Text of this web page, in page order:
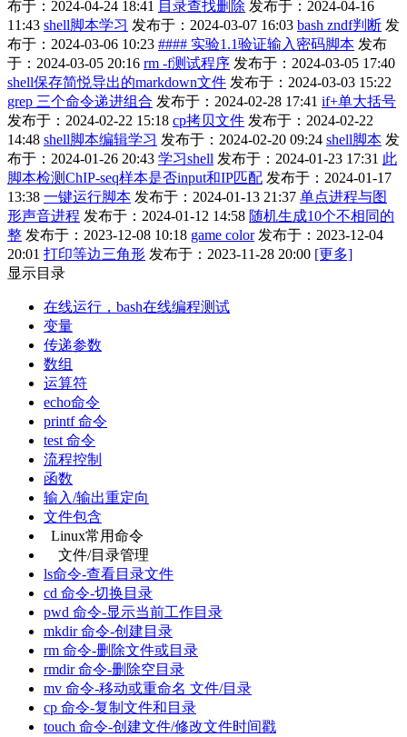
布于：2024-04-24 18:41 目录查找删除 发布于：2024-04-16
11:43 shell脚本学习 发布于：2024-03-07 16:03 bash zndf判断 发
布于：2024-03-06 10:23 #### 实验1.1验证输入密码脚本 发布
于：2024-03-05 20:16 rm -f测试程序 发布于：2024-03-05 17:40
shell保存简悦导出的markdown文件 发布于：2024-03-03 15:22
grep 三个命令递进组合 发布于：2024-02-28 17:41 if+单大括号
发布于：2024-02-22 15:18 cp拷贝文件 发布于：2024-02-22
14:48 shell脚本编辑学习 发布于：2024-02-20 09:24 shell脚本 发
布于：2024-01-26 20:43 学习shell 发布于：2024-01-23 17:31 此
脚本检测ChIP-seq样本是否input和IP匹配 发布于：2024-01-17
13:38 一键运行脚本 发布于：2024-01-13 21:37 单点进程与图
形声音进程 发布于：2024-01-12 14:58 随机生成10个不相同的
整 发布于：2023-12-08 10:18 game color 发布于：2023-12-04
20:01 打印等边三角形 发布于：2023-11-28 20:00 [更多]
显示目录
在线运行，bash在线编程测试
变量
传递参数
数组
运算符
echo命令
printf 命令
test 命令
流程控制
函数
输入/输出重定向
文件包含
Linux常用命令
文件/目录管理
ls命令-查看目录文件
cd 命令-切换目录
pwd 命令-显示当前工作目录
mkdir 命令-创建目录
rm 命令-删除文件或目录
rmdir 命令-删除空目录
mv 命令-移动或重命名 文件/目录
cp 命令-复制文件和目录
touch 命令-创建文件/修改文件时间戳